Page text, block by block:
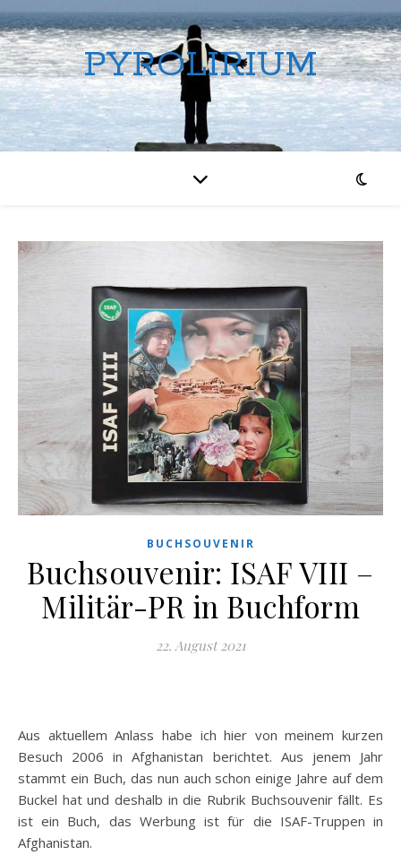
PYROLIRIUM
BUCHSOUVENIR
Buchsouvenir: ISAF VIII –
Militär-PR in Buchform
22. August 2021
Aus aktuellem Anlass habe ich hier von meinem kurzen
Besuch 2006 in Afghanistan berichtet. Aus jenem Jahr
stammt ein Buch, das nun auch schon einige Jahre auf dem
Buckel hat und deshalb in die Rubrik Buchsouvenir fällt. Es
ist ein Buch, das Werbung ist für die ISAF-Truppen in
Afghanistan.